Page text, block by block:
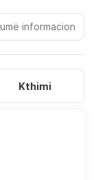
outdoor pool
Additional
services.
on the area
access
is available
bathtubs or
well as desks
informacion
Kthimi